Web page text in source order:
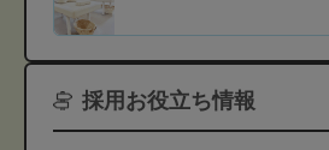
採用お役立ち情報